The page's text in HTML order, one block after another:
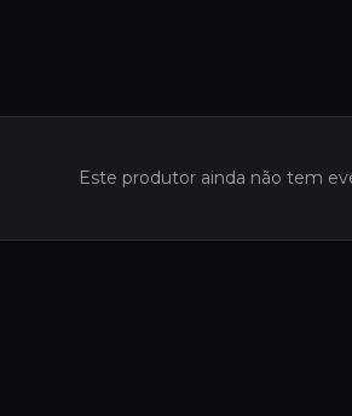
Este produtor ainda não tem